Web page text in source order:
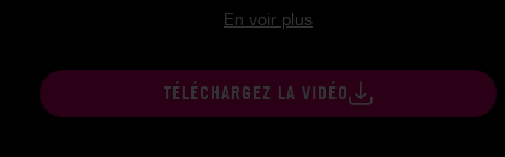
En voir plus
TÉLÉCHARGEZ LA VIDÉO